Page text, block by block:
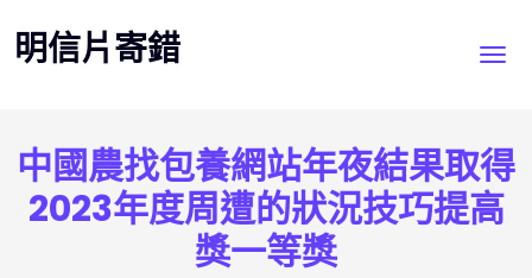
to
content
明信片寄錯
中國農找包養網站年夜結果取得
2023年度周遭的狀況技巧提高
獎一等獎